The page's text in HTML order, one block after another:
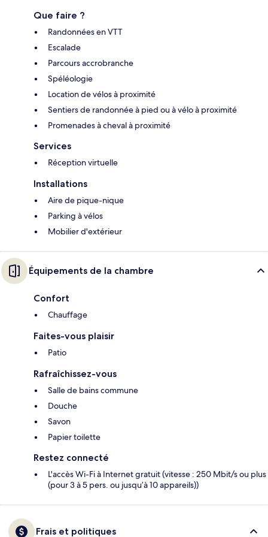
Que faire ?
Randonnées en VTT
Escalade
Parcours accrobranche
Spéléologie
Location de vélos à proximité
Sentiers de randonnée à pied ou à vélo à proximité
Promenades à cheval à proximité
Services
Réception virtuelle
Installations
Aire de pique-nique
Parking à vélos
Mobilier d'extérieur
Équipements de la chambre
Confort
Chauffage
Faites-vous plaisir
Patio
Rafraîchissez-vous
Salle de bains commune
Douche
Savon
Papier toilette
Restez connecté
L'accès Wi-Fi à Internet gratuit (vitesse : 250 Mbit/s ou plus
(pour 3 à 5 pers. ou jusqu’à 10 appareils))
Frais et politiques